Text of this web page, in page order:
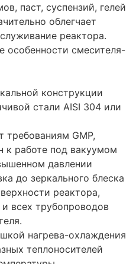
паст, суспензий, гелей
облегчает
реактора.
особенности смесителя-
конструкции
стали AISI 304 или
требованиям GMP,
к работе под вакуумом
давлении
до зеркального блеска
реактора,
всех трубопроводов
нагрева-охлаждения
теплоносителей